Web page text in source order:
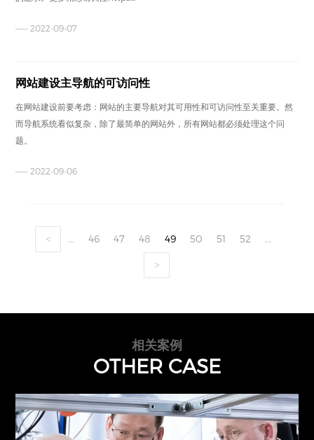
—— 2022-09-07
网站建设主导航的可访问性
在网站建设前要考虑：网站的主要导航对其可用性和可访问性至关重要。然
而导航系统看似复杂，除了最简单的网站外，所有网站都必须处理这个问
题。
—— 2022-09-06
< ... 46 47 48 49 50 51 52 ...
>
相关案例
OTHER CASE